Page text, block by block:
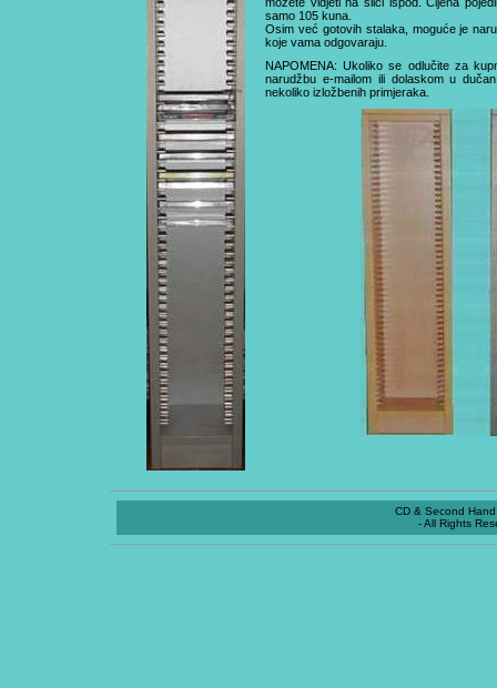
samo 105 kuna.
Osim već gotovih stalaka, moguće je
koje vama odgovaraju.
NAPOMENA: Ukoliko se odlučite za
narudžbu e-mailom ili dolaskom u
nekoliko izložbenih primjeraka.
CD & Second
- All Rights